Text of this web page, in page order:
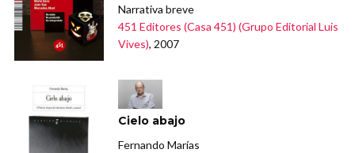
Narrativa breve
451 Editores (Casa 451) (Grupo Editorial Luis
Vives), 2007
Cielo abajo
Fernando Marías